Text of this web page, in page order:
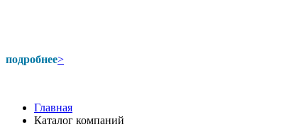
подробнее>
Главная
Каталог компаний